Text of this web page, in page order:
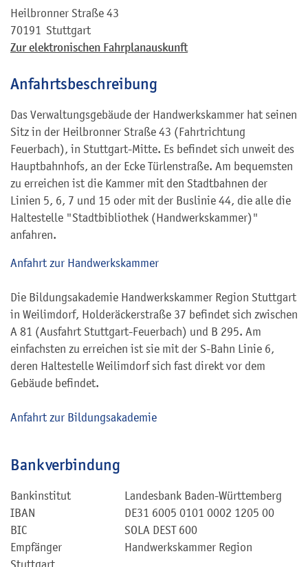
Heilbronner Straße 43
70191 Stuttgart
Zur elektronischen Fahrplanauskunft
Anfahrtsbeschreibung
Das Verwaltungsgebäude der Handwerkskammer hat seinen
Sitz in der Heilbronner Straße 43 (Fahrtrichtung
Feuerbach), in Stuttgart-Mitte. Es befindet sich unweit des
Hauptbahnhofs, an der Ecke Türlenstraße. Am bequemsten
zu erreichen ist die Kammer mit den Stadtbahnen der
Linien 5, 6, 7 und 15 oder mit der Buslinie 44, die alle die
Haltestelle "Stadtbibliothek (Handwerkskammer)"
anfahren.
Anfahrt zur Handwerkskammer
Die Bildungsakademie Handwerkskammer Region Stuttgart
in Weilimdorf, Holderäckerstraße 37 befindet sich zwischen
A 81 (Ausfahrt Stuttgart-Feuerbach) und B 295. Am
einfachsten zu erreichen ist sie mit der S-Bahn Linie 6,
deren Haltestelle Weilimdorf sich fast direkt vor dem
Gebäude befindet.
Anfahrt zur Bildungsakademie
Bankverbindung
Bankinstitut
Landesbank Baden-Württemberg
IBAN
DE31 6005 0101 0002 1205 00
BIC
SOLA DEST 600
Empfänger
Handwerkskammer Region
Stuttgart